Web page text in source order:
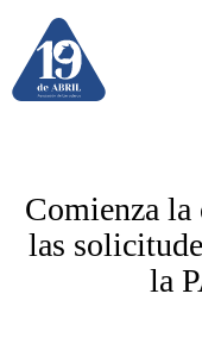
Comienza la
las
la